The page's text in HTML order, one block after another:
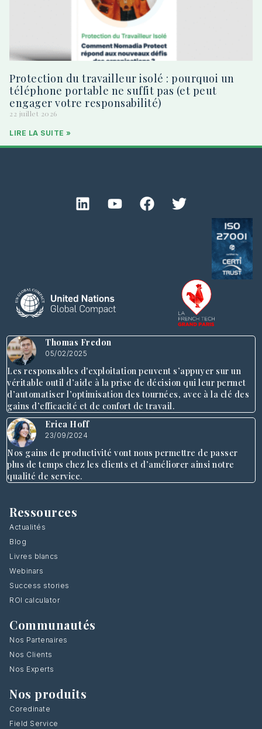
Protection du travailleur isolé : pourquoi un
téléphone portable ne suffit pas (et peut
engager votre responsabilité)
22 juillet 2026
LIRE LA SUITE »
Thomas Fredon
05/02/2025
Les responsables d'exploitation peuvent s’appuyer sur un
véritable outil d’aide à la prise de décision qui leur permet
d’automatiser l’optimisation des tournées, avec à la clé des
gains d’efficacité et de confort de travail.
Erica Hoff
23/09/2024
Nos gains de productivité vont nous permettre de passer
plus de temps chez les clients et d’améliorer ainsi notre
qualité de service.
Ressources
Actualités
Blog
Livres blancs
Webinars
Success stories
ROI calculator
Communautés
Nos Partenaires
Nos Clients
Nos Experts
Nos produits
Coredinate
Field Service